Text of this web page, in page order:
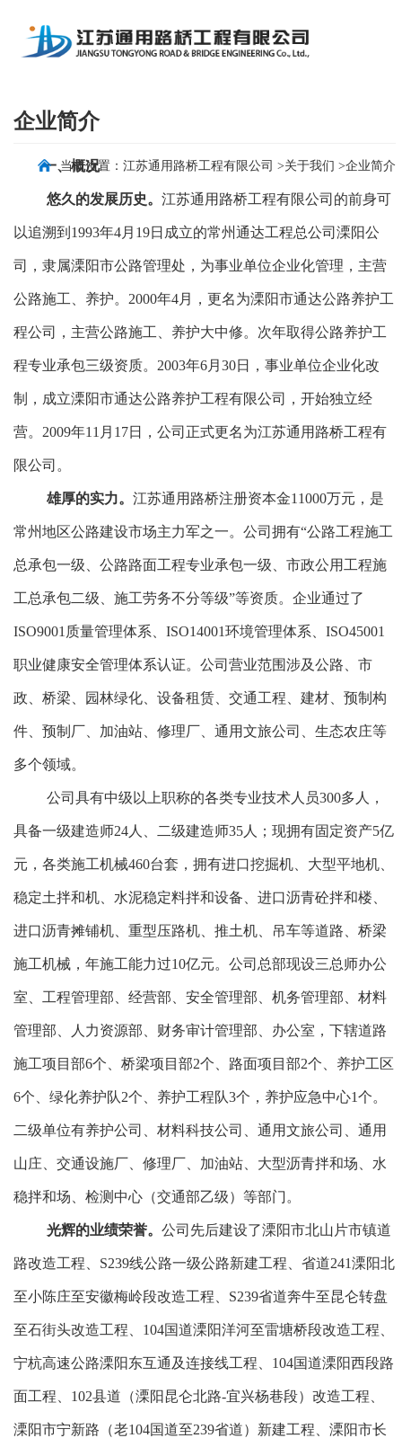
企业简介
当前位置： 江苏通用路桥工程有限公司 >关于我们 >企业简介
一、概况
悠久的发展历史。 江苏通用路桥工程有限公司的前身可
以追溯到 1993年4月 19日成立的常州通达工程总公司溧阳公
司，隶属溧阳市公路管理处，为事业单位企业化管理，主营
公路施工、养护。 2000年4月，更名为溧阳市通达公路养护工
程公司，主营公路施工、养护大中修。次年取得公路养护工
程专业承包三级资质。 2003年6月 30日，事业单位企业化改
制，成立溧阳市通达公路养护工程有限公司，开始独立经
营。 2009年11 月 17日，公司正式更名为江苏通用路桥工程有
限公司。
雄厚的实力。 江苏通用路桥注册资本金11000万元，是
常州地区公路建设市场主力军之一。公司拥有“公路工程施工
总承包一级、公路路面工程专业承包一级、市政公用工程施
工总承包二级、施工劳务不分等级”等资质。企业通过了
ISO9001 质量管理体系、 ISO14001环境管理体系、 ISO45001
职业健康安全管理体系认证。公司营业范围涉及公路、市
政、桥梁、园林绿化、设备租赁、交通工程、建材、预制构
件、预制厂、加油站、修理厂、通用文旅公司、生态农庄等
多个领域。
公司具有中级以上职称的各类专业技术人员300多人，
具备一级建造师24人、二级建造师35人；现拥有固定资产5亿
元，各类施工机械460台套，拥有进口挖掘机、大型平地机、
稳定土拌和机、水泥稳定料拌和设备、进口沥青砼拌和楼、
进口沥青摊铺机、重型压路机、推土机、吊车等道路、桥梁
施工机械，年施工能力过10亿元。公司总部现设三总师办公
室、工程管理部、经营部、安全管理部、机务管理部、材料
管理部、人力资源部、财务审计管理部、办公室，下辖道路
施工项目部6个、桥梁项目部2个、路面项目部2个、养护工区
6个、绿化养护队2个、养护工程队3个，养护应急中心1个。
二级单位有养护公司、材料科技公司、通用文旅公司、通用
山庄、交通设施厂、修理厂、加油站、大型沥青拌和场、水
稳拌和场、检测中心（交通部乙级）等部门。
光辉的业绩荣誉。 公司先后建设了溧阳市北山片市镇道
路改造工程、 S239线公路一级公路新建工程、省道241溧阳北
至小陈庄至安徽梅岭段改造工程、 S239省道奔牛至昆仑转盘
至石街头改造工程、 104国道溧阳洋河至雷塘桥段改造工程、
宁杭高速公路溧阳东互通及连接线工程、 104国道溧阳西段路
面工程、 102县道（溧阳昆仑北路-宜兴杨巷段）改造工程、
溧阳市宁新路（老104国道至239省道）新建工程、溧阳市长